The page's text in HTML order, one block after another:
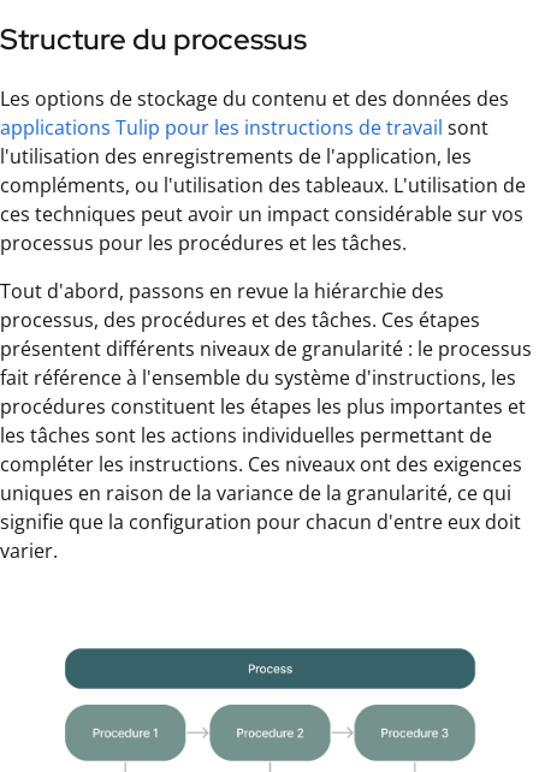
Structure du processus
Les options de stockage du contenu et des données des
applications Tulip pour les instructions de travail sont
l'utilisation des enregistrements de l'application, les
compléments, ou l'utilisation des tableaux. L'utilisation de
ces techniques peut avoir un impact considérable sur vos
processus pour les procédures et les tâches.
Tout d'abord, passons en revue la hiérarchie des
processus, des procédures et des tâches. Ces étapes
présentent différents niveaux de granularité : le processus
fait référence à l'ensemble du système d'instructions, les
procédures constituent les étapes les plus importantes et
les tâches sont les actions individuelles permettant de
compléter les instructions. Ces niveaux ont des exigences
uniques en raison de la variance de la granularité, ce qui
signifie que la configuration pour chacun d'entre eux doit
varier.